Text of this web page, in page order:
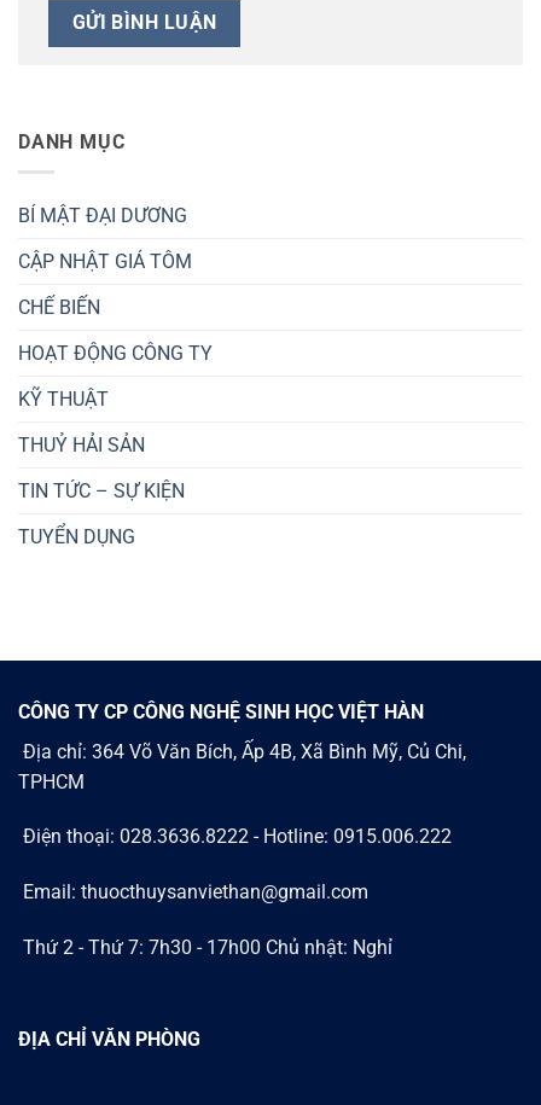
DANH MỤC
BÍ MẬT ĐẠI DƯƠNG
CẬP NHẬT GIÁ TÔM
CHẾ BIẾN
HOẠT ĐỘNG CÔNG TY
KỸ THUẬT
THUỶ HẢI SẢN
TIN TỨC – SỰ KIỆN
TUYỂN DỤNG
CÔNG TY CP CÔNG NGHỆ SINH HỌC VIỆT HÀN
Địa chỉ: 364 Võ Văn Bích, Ấp 4B, Xã Bình Mỹ, Củ Chi,
TPHCM
Điện thoại: 028.3636.8222 - Hotline: 0915.006.222
Email: thuocthuysanviethan@gmail.com
Thứ 2 - Thứ 7: 7h30 - 17h00 Chủ nhật: Nghỉ
ĐỊA CHỈ VĂN PHÒNG